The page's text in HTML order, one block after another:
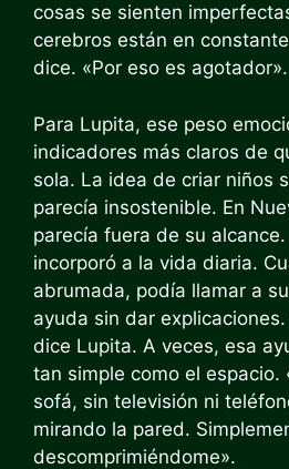
cosas se sienten
cerebros están en
dice. «Por eso es agotador».
Para Lupita, ese peso
indicadores más claros de
sola. La idea de criar niños
parecía insostenible. En
parecía fuera de su
incorporó a la vida diaria.
abrumada, podía llamar a
ayuda sin dar explicaciones.
dice Lupita. A veces, esa
tan simple como el espacio.
sofá, sin televisión ni
mirando la pared.
descomprimiéndome».